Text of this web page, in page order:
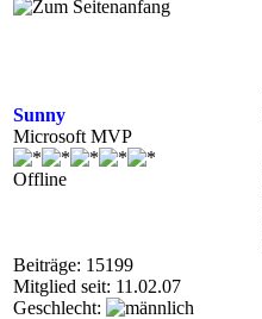
Sunny
Microsoft MVP
Offline
Beiträge: 15199
Mitglied seit: 11.02.07
Geschlecht: